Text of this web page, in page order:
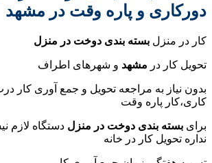
دورکاری و پاره وقت در مشهد
کار در منزل بسته بندی دوخت در منزل
تحویل کار در مشهدو شهرهای اطراف
بدون نیاز به مراجعه تحویل و جمع آوری کار
کاری،کار پاره وقت
برای بسته بندی دوخت در منزلدستگاه لازم
نداره تحویل کار در خانه